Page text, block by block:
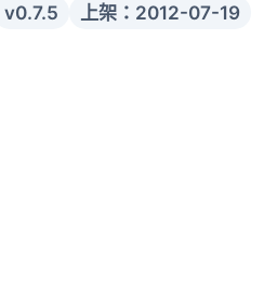
v0.7.5 上架：2012-07-19